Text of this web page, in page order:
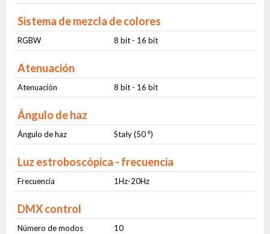
Sistema de mezcla de colores
RGBW 8 bit - 16 bit
Atenuación
Atenuación 8 bit - 16 bit
Ángulo de haz
Ángulo de haz Stały (50 ⁰)
Luz estroboscópica - frecuencia
Frecuencia 1Hz-20Hz
DMX control
Número de modos
10